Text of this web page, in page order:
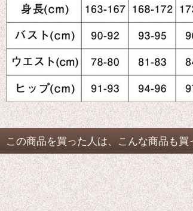
この商品を買った人は、こんな商品も買